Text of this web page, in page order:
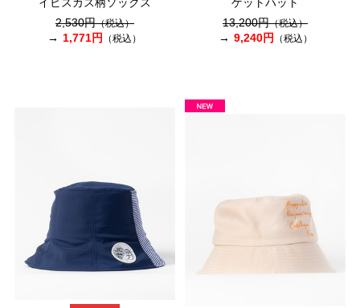
2,530円（税込）
1,771円 （税込）
13,200円（税込）
9,240円 （税込）